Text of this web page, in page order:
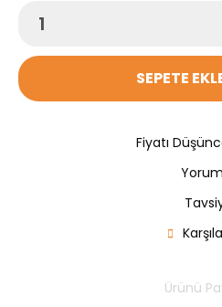
SEPETE
Fiyatı
Ürünü